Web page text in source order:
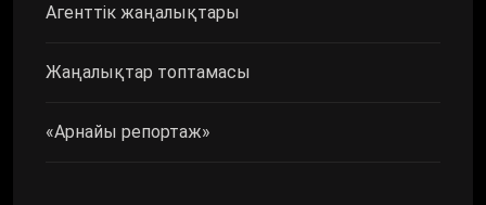
Агенттік жаңалықтары
Жаңалықтар топтамасы
«Арнайы репортаж»